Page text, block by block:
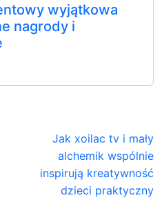
wyjątkowa
nagrody i
Jak xoilac tv i mały
alchemik wspólnie
inspirują kreatywność
dzieci praktyczny